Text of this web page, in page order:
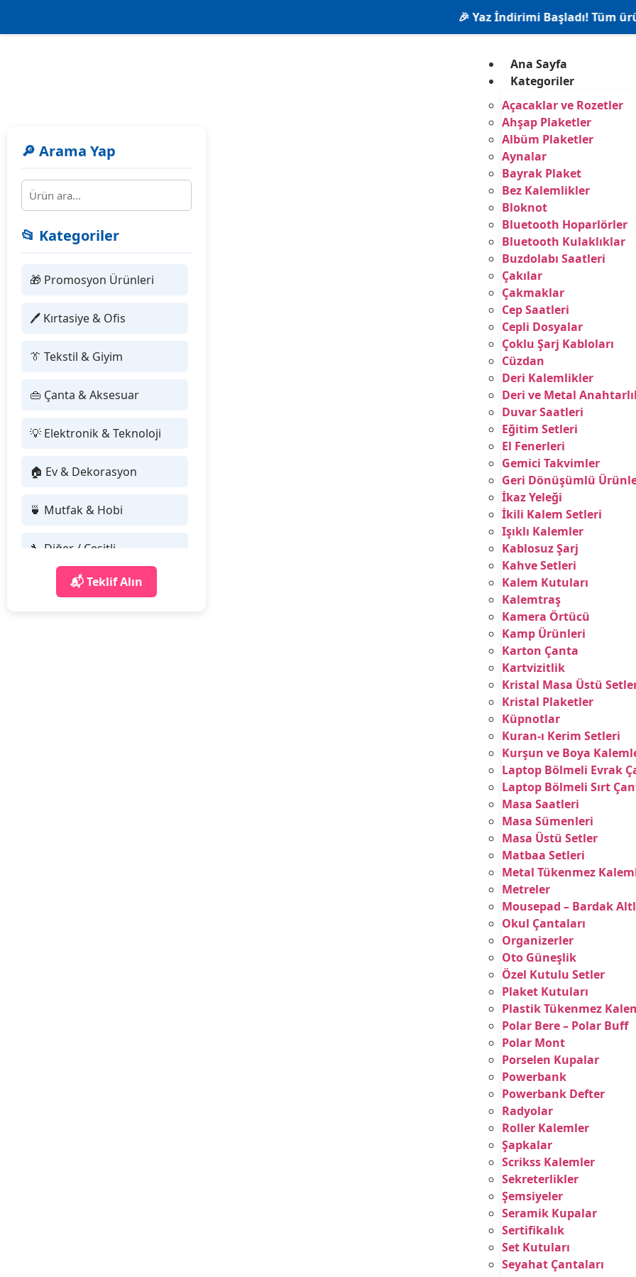
🎉 Yaz İndirimi Başladı! Tüm ürünlerde
Ana Sayfa
Kategoriler
Açacaklar ve Rozetler
Ahşap Plaketler
Albüm Plaketler
Aynalar
Bayrak Plaket
Bez Kalemlikler
Bloknot
Bluetooth Hoparlörler
Bluetooth Kulaklıklar
Buzdolabı Saatleri
Çakılar
Çakmaklar
Cep Saatleri
Cepli Dosyalar
Çoklu Şarj Kabloları
Cüzdan
Deri Kalemlikler
Deri ve Metal
Duvar Saatleri
Eğitim Setleri
El Fenerleri
Gemici Takvimler
Geri Dönüşümlü
İkaz Yeleği
İkili Kalem Setleri
Işıklı Kalemler
Kablosuz Şarj
Kahve Setleri
Kalem Kutuları
Kalemtraş
Kamera Örtücü
Kamp Ürünleri
Karton Çanta
Kartvizitlik
Kristal Masa Üstü
Kristal Plaketler
Küpnotlar
Kuran-ı Kerim Setleri
Kurşun ve Boya
Laptop Bölmeli Evrak
Laptop Bölmeli Sırt
Masa Saatleri
Masa Sümenleri
Masa Üstü Setler
Matbaa Setleri
Metal Tükenmez
Metreler
Mousepad – Bardak
Okul Çantaları
Organizerler
Oto Güneşlik
Özel Kutulu Setler
Plaket Kutuları
Plastik Tükenmez
Polar Bere – Polar Buff
Polar Mont
Porselen Kupalar
Powerbank
Powerbank Defter
Radyolar
Roller Kalemler
Şapkalar
Scrikss Kalemler
Sekreterlikler
Şemsiyeler
Seramik Kupalar
Sertifikalık
Set Kutuları
Seyahat Çantaları
🔎 Arama Yap
📂 Kategoriler
🎁 Promosyon Ürünleri
🖊 Kırtasiye & Ofis
👔 Tekstil & Giyim
👜 Çanta & Aksesuar
💡 Elektronik & Teknoloji
🏠 Ev & Dekorasyon
🍵 Mutfak & Hobi
🔧 Diğer / Çeşitli
📬 Teklif Alın